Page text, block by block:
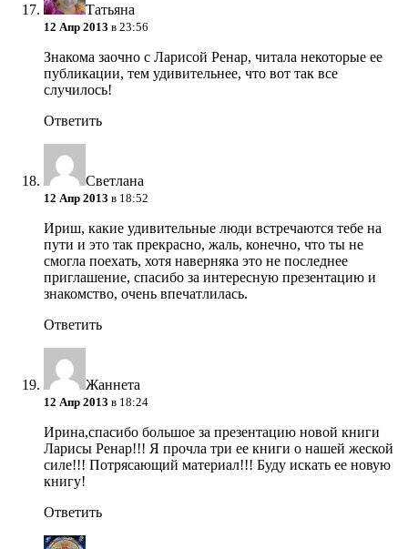
Татьяна
12 Апр 2013 в 23:56
Знакома заочно с Ларисой Ренар, читала некоторые ее
публикации, тем удивительнее, что вот так все
случилось!
Ответить
Светлана
12 Апр 2013 в 18:52
Ириш, какие удивительные люди встречаются тебе на
пути и это так прекрасно, жаль, конечно, что ты не
смогла поехать, хотя наверняка это не последнее
приглашение, спасибо за интересную презентацию и
знакомство, очень впечатлилась.
Ответить
Жаннета
12 Апр 2013 в 18:24
Ирина,спасибо большое за презентацию новой книги
Ларисы Ренар!!! Я прочла три ее книги о нашей жеской
силе!!! Потрясающий материал!!! Буду искать ее новую
книгу!
Ответить